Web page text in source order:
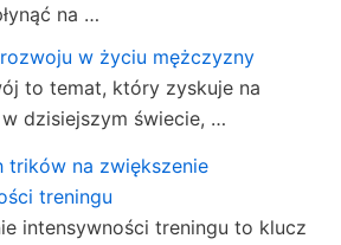
na …
w życiu mężczyzny
to temat, który zyskuje na
dzisiejszym świecie, …
trików na zwiększenie
treningu
intensywności treningu to klucz